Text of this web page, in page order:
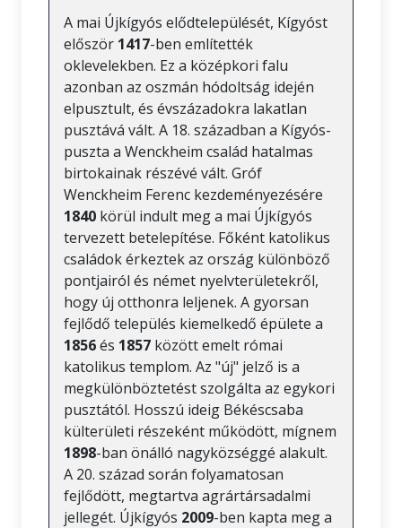
A mai Újkígyós elődtelepülését, Kígyóst
először 1417-ben említették
oklevelekben. Ez a középkori falu
azonban az oszmán hódoltság idején
elpusztult, és évszázadokra lakatlan
pusztává vált. A 18. században a Kígyós-
puszta a Wenckheim család hatalmas
birtokainak részévé vált. Gróf
Wenckheim Ferenc kezdeményezésére
1840 körül indult meg a mai Újkígyós
tervezett betelepítése. Főként katolikus
családok érkeztek az ország különböző
pontjairól és német nyelvterületekről,
hogy új otthonra leljenek. A gyorsan
fejlődő település kiemelkedő épülete a
1856és 1857 között emelt római
katolikus templom. Az "új" jelző is a
megkülönböztetést szolgálta az egykori
pusztától. Hosszú ideig Békéscsaba
külterületi részeként működött, mígnem
1898-ban önálló nagyközséggé alakult.
A 20. század során folyamatosan
fejlődött, megtartva agrártársadalmi
jellegét. Újkígyós 2009-ben kapta meg a